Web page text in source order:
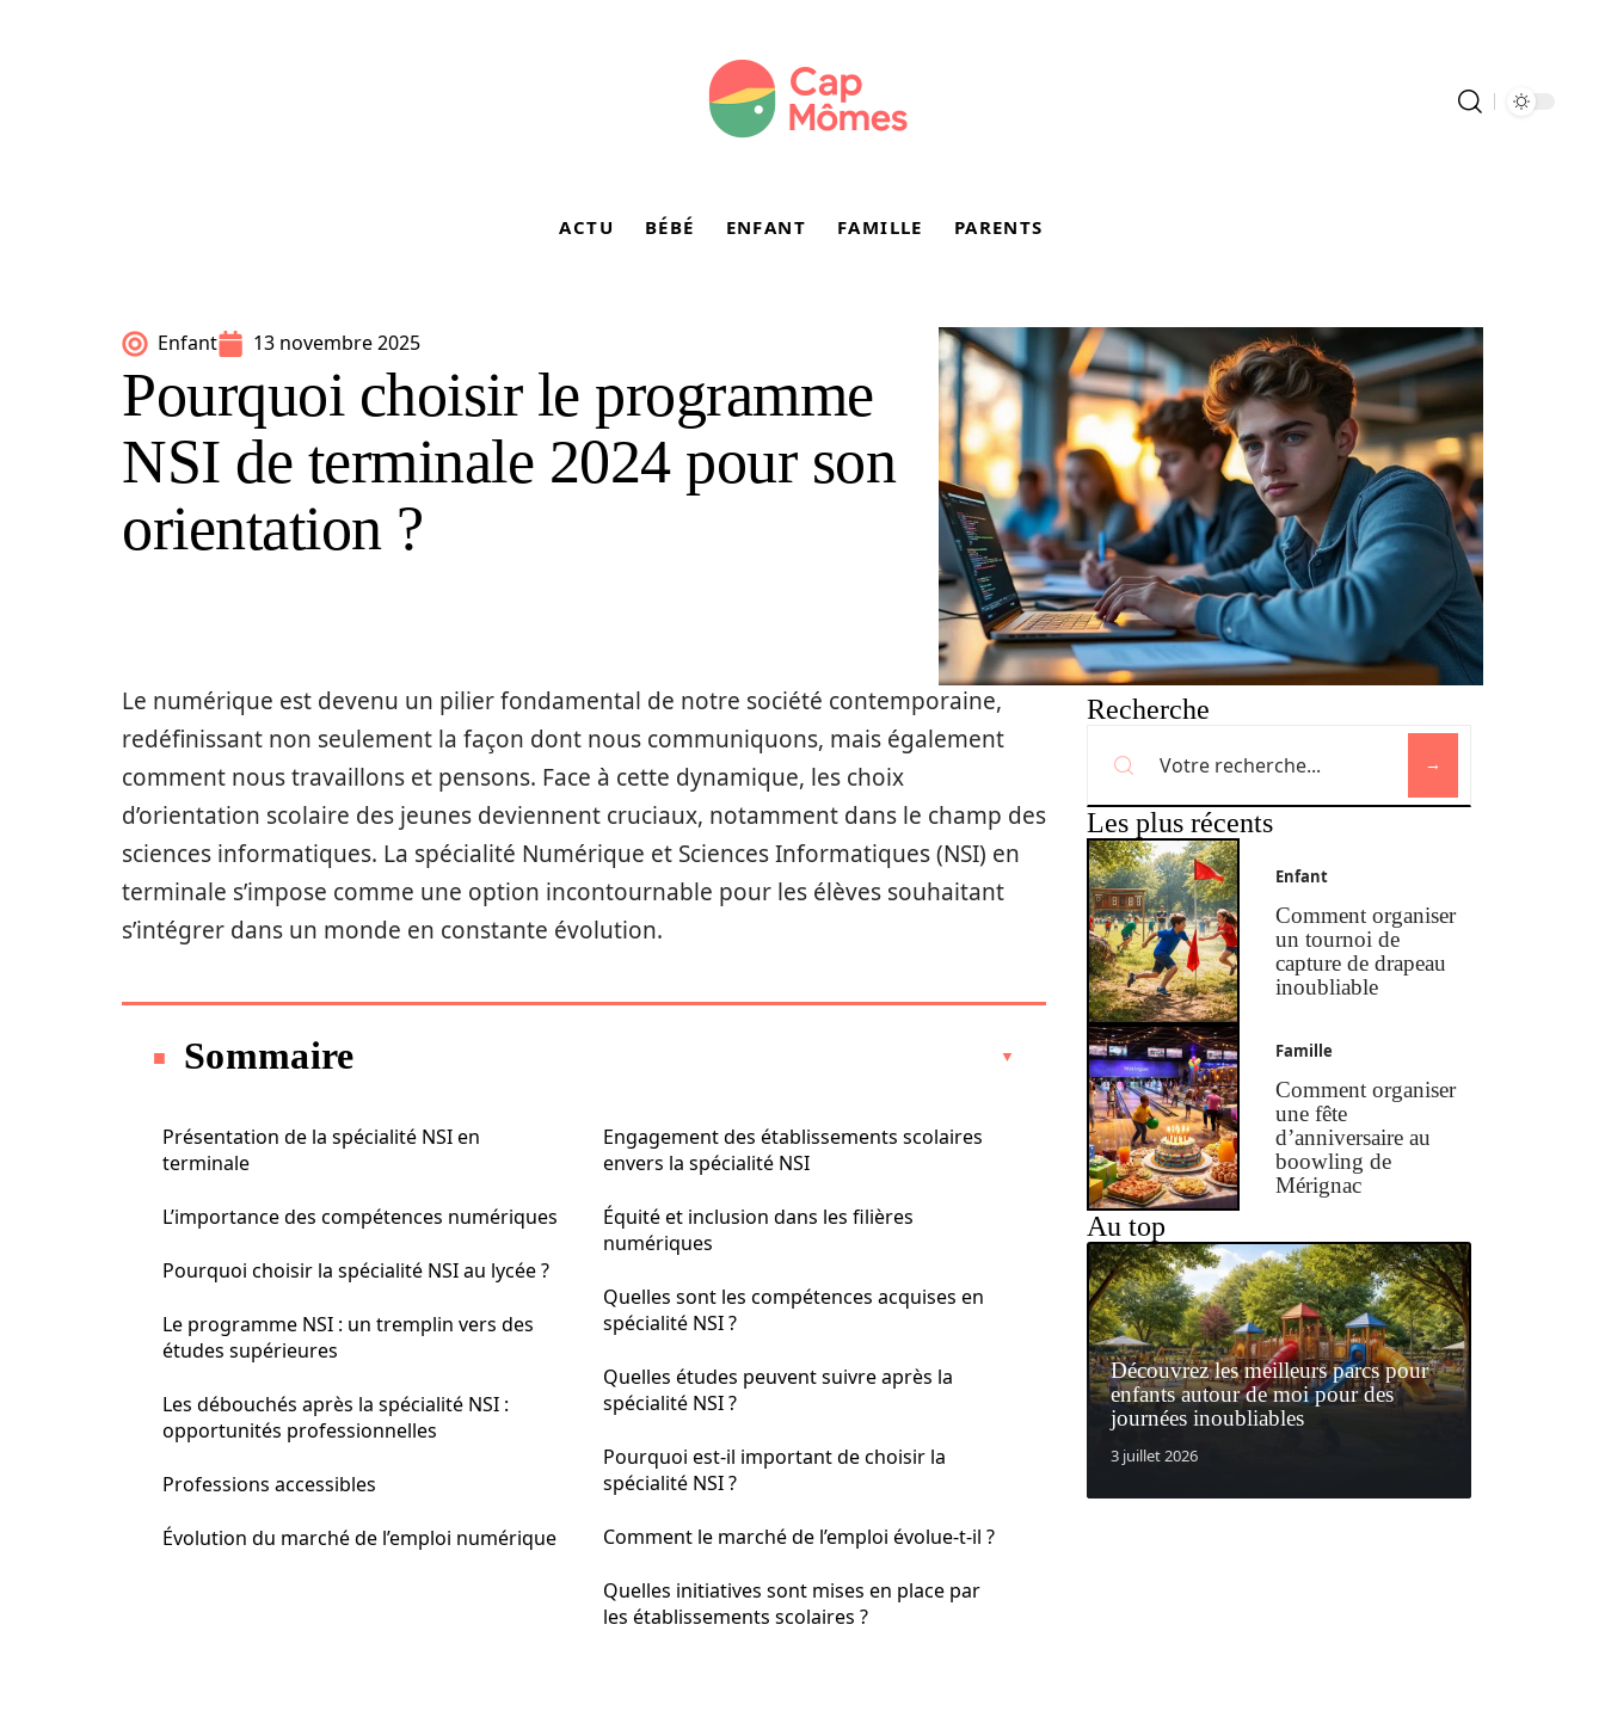
ACTU BÉBÉ ENFANT FAMILLE PARENTS
Enfant 13 novembre 2025
Pourquoi choisir le programme
NSI de terminale 2024 pour son
orientation ?
Le numérique est devenu un pilier fondamental de notre société contemporaine,
redéfinissant non seulement la façon dont nous communiquons, mais également
comment nous travaillons et pensons. Face à cette dynamique, les choix
d’orientation scolaire des jeunes deviennent cruciaux, notamment dans le champ des
sciences informatiques. La spécialité Numérique et Sciences Informatiques (NSI) en
terminale s’impose comme une option incontournable pour les élèves souhaitant
s’intégrer dans un monde en constante évolution.
Sommaire
Présentation de la spécialité NSI en
terminale
L’importance des compétences numériques
Pourquoi choisir la spécialité NSI au lycée ?
Le programme NSI : un tremplin vers des
études supérieures
Les débouchés après la spécialité NSI :
opportunités professionnelles
Professions accessibles
Évolution du marché de l’emploi numérique
Engagement des établissements scolaires
envers la spécialité NSI
Équité et inclusion dans les filières
numériques
Quelles sont les compétences acquises en
spécialité NSI ?
Quelles études peuvent suivre après la
spécialité NSI ?
Pourquoi est-il important de choisir la
spécialité NSI ?
Comment le marché de l’emploi évolue-t-il ?
Quelles initiatives sont mises en place par
les établissements scolaires ?
Recherche
Les plus récents
Enfant
Comment organiser
un tournoi de
capture de drapeau
inoubliable
Famille
Comment organiser
une fête
d’anniversaire au
boowling de
Mérignac
Au top
Découvrez les meilleurs parcs pour
enfants autour de moi pour des
journées inoubliables
3 juillet 2026